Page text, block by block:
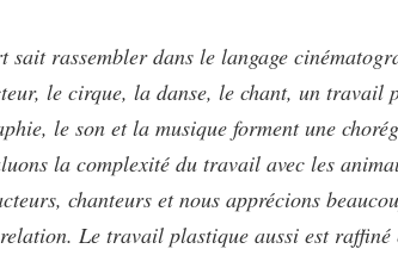
sait rassembler dans le langage
le cirque, la danse, le chant, un travail
le son et la musique forment une
la complexité du travail avec les
chanteurs et nous apprécions
Le travail plastique aussi est raffiné